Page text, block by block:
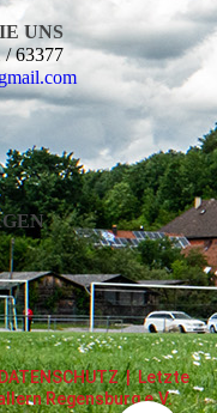
UNS
/ 63377
| Letzte
Regensburg e.V.